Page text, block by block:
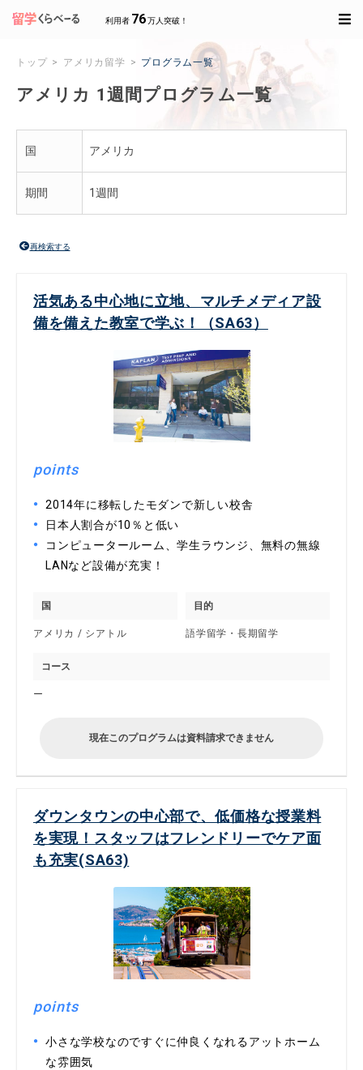
利用者 76万人突破！
トップ アメリカ留学 プログラム一覧
アメリカ 1週間プログラム一覧
国 アメリカ
期間 1週間
再検索する
活気ある中心地に立地、マルチメディア設
備を備えた教室で学ぶ！（SA63）
points
2014年に移転したモダンで新しい校舎
日本人割合が10％と低い
コンピュータールーム、学生ラウンジ、無料の無線
LANなど設備が充実！
国
アメリカ / シアトル
目的
語学留学・長期留学
コース
ー
現在このプログラムは資料請求できません
ダウンタウンの中心部で、低価格な授業料
を実現！スタッフはフレンドリーでケア面
も充実(SA63)
points
小さな学校なのですぐに仲良くなれるアットホーム
な雰囲気